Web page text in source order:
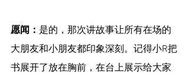
愿闻： 是的，那次讲故事让所有在场的
大朋友和小朋友都印象深刻。记得小R把
书展开了放在胸前，在台上展示给大家